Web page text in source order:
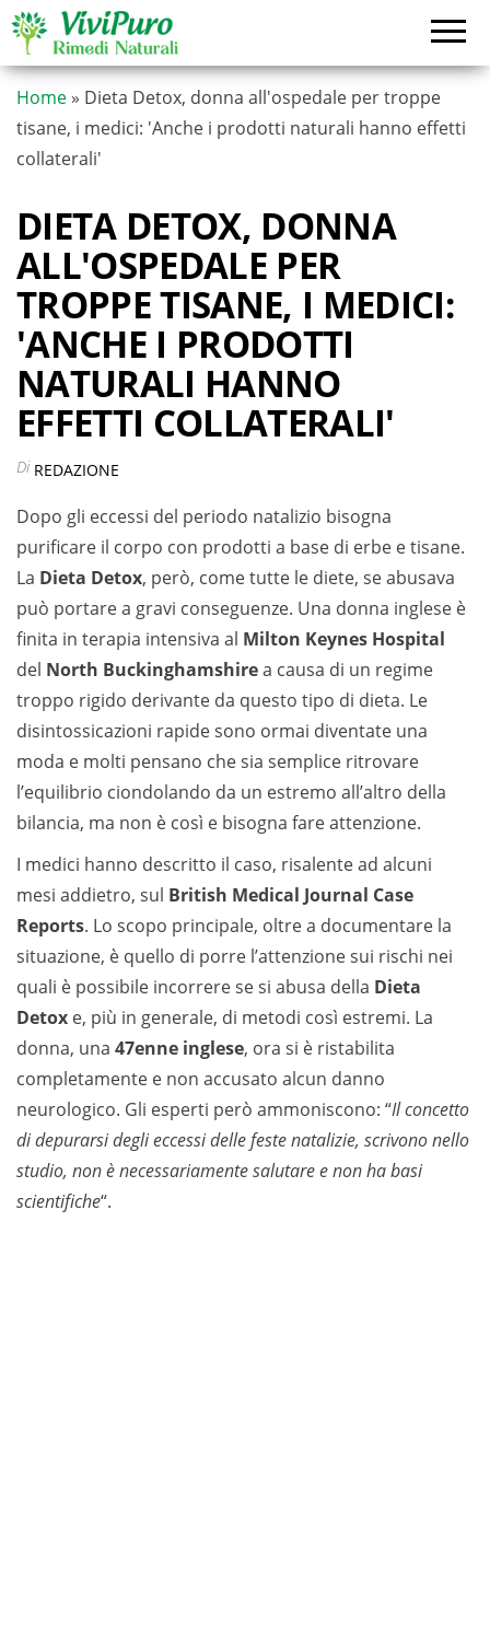
Vai
contenuto
Home » Dieta Detox, donna all'ospedale per troppe
tisane, i medici: 'Anche i prodotti naturali hanno effetti
collaterali'
DIETA DETOX, DONNA
ALL'OSPEDALE PER
TROPPE TISANE, I MEDICI:
'ANCHE I PRODOTTI
NATURALI HANNO
EFFETTI COLLATERALI'
Di REDAZIONE
Dopo gli eccessi del periodo natalizio bisogna
purificare il corpo con prodotti a base di erbe e tisane.
La Dieta Detox, però, come tutte le diete, se abusava
può portare a gravi conseguenze. Una donna inglese è
finita in terapia intensiva al Milton Keynes Hospital
del North Buckinghamshirea causa di un regime
troppo rigido derivante da questo tipo di dieta. Le
disintossicazioni rapide sono ormai diventate una
moda e molti pensano che sia semplice ritrovare
l’equilibrio ciondolando da un estremo all’altro della
bilancia, ma non è così e bisogna fare attenzione.
I medici hanno descritto il caso, risalente ad alcuni
mesi addietro, sul British Medical Journal Case
Reports. Lo scopo principale, oltre a documentare la
situazione, è quello di porre l’attenzione sui rischi nei
quali è possibile incorrere se si abusa della Dieta
Detox e, più in generale, di metodi così estremi. La
donna, una 47enne inglese, ora si è ristabilita
completamente e non accusato alcun danno
neurologico. Gli esperti però ammoniscono: “Il concetto
di depurarsi degli eccessi delle feste natalizie, scrivono nello
studio, non è necessariamente salutare e non ha basi
scientifiche“.